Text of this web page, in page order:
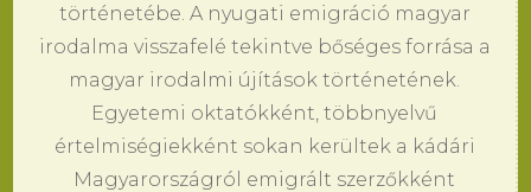
történetébe. A nyugati emigráció magyar
irodalma visszafelé tekintve bőséges forrása a
magyar irodalmi újítások történetének.
Egyetemi oktatókként, többnyelvű
értelmiségiekként sokan kerültek a kádári
Magyarországról emigrált szerzőkként